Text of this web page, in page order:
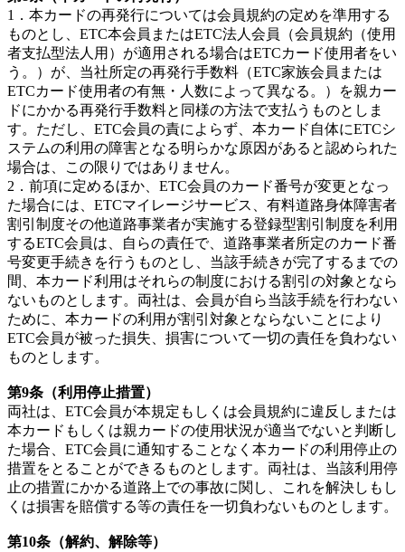
1．本カードの再発行については会員規約の定めを準用する
ものとし、ETC本会員またはETC法人会員（会員規約（使用
者支払型法人用）が適用される場合はETCカード使用者をい
う。）が、当社所定の再発行手数料（ETC家族会員または
ETCカード使用者の有無・人数によって異なる。）を親カー
ドにかかる再発行手数料と同様の方法で支払うものとしま
す。ただし、ETC会員の責によらず、本カード自体にETCシ
ステムの利用の障害となる明らかな原因があると認められた
場合は、この限りではありません。
2．前項に定めるほか、ETC会員のカード番号が変更となっ
た場合には、ETCマイレージサービス、有料道路身体障害者
割引制度その他道路事業者が実施する登録型割引制度を利用
するETC会員は、自らの責任で、道路事業者所定のカード番
号変更手続きを行うものとし、当該手続きが完了するまでの
間、本カード利用はそれらの制度における割引の対象となら
ないものとします。両社は、会員が自ら当該手続を行わない
ために、本カードの利用が割引対象とならないことにより
ETC会員が被った損失、損害について一切の責任を負わない
ものとします。
第9条（利用停止措置）
両社は、ETC会員が本規定もしくは会員規約に違反しまたは
本カードもしくは親カードの使用状況が適当でないと判断し
た場合、ETC会員に通知することなく本カードの利用停止の
措置をとることができるものとします。両社は、当該利用停
止の措置にかかる道路上での事故に関し、これを解決しもし
くは損害を賠償する等の責任を一切負わないものとします。
第10条（解約、解除等）